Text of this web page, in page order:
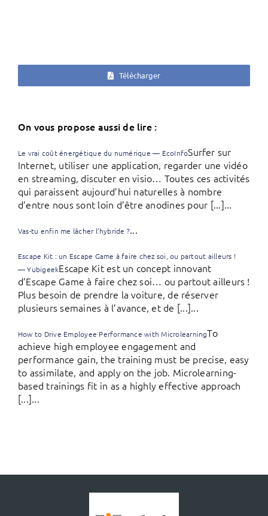
Télécharger
On vous propose aussi de lire :
Le vrai coût énergétique du numérique — EcoInfoSurfer sur
Internet, utiliser une application, regarder une vidéo
en streaming, discuter en visio… Toutes ces activités
qui paraissent aujourd’hui naturelles à nombre
d’entre nous sont loin d’être anodines pour [...]...
Vas-tu enfin me lâcher l’hybride ?...
Escape Kit : un Escape Game à faire chez soi, ou partout ailleurs !
— YubigeekEscape Kit est un concept innovant
d’Escape Game à faire chez soi… ou partout ailleurs !
Plus besoin de prendre la voiture, de réserver
plusieurs semaines à l’avance, et de [...]...
How to Drive Employee Performance with MicrolearningTo
achieve high employee engagement and
performance gain, the training must be precise, easy
to assimilate, and apply on the job. Microlearning-
based trainings fit in as a highly effective approach
[...]...